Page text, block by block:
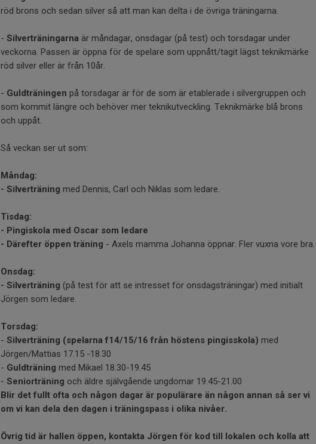
röd brons och sedan silver så att man kan delta i de övriga träningarna.
- Silverträningarna är måndagar, onsdagar (på test) och torsdagar under
veckorna. Passen är öppna för de spelare som uppnått/tagit lägst teknikmärke
röd silver eller är från 10år.
- Guldträningen på torsdagar är för de som är etablerade i silvergruppen och
som kommit längre och behöver mer teknikutveckling. Teknikmärke blå brons
och uppåt.
Så veckan ser ut som:
Måndag:
- Silverträning med Dennis, Carl och Niklas som ledare.
Tisdag:
- Pingiskola med Oscar som ledare
- Därefter öppen träning - Axels mamma Johanna öppnar. Fler vuxna vore bra.
Onsdag:
- Silverträning (på test för att se intresset för onsdagsträningar) med initialt
Jörgen som ledare.
Torsdag:
- Silverträning (spelarna f14/15/16 från höstens pingisskola) med
Jörgen/Mattias 17.15 -18.30
- Guldträning med Mikael 18.30-19.45
- Seniorträning och äldre självgående ungdomar 19.45-21.00
Blir det fullt ofta och någon dagar är populärare än någon annan så ser vi
om vi kan dela den dagen i träningspass i olika nivåer.
Övrig tid är hallen öppen, kontakta Jörgen för kod till lokalen och kolla att